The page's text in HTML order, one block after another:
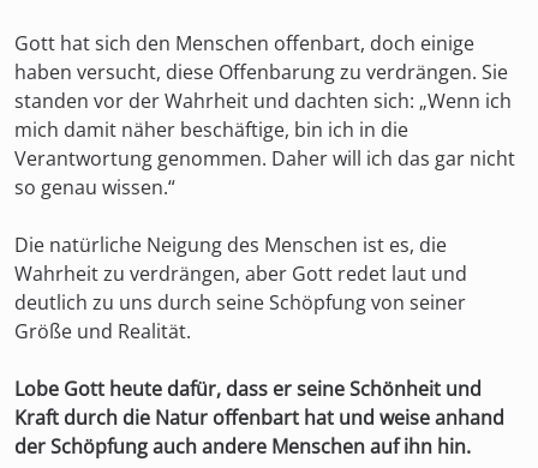
Gott hat sich den Menschen offenbart, doch einige
haben versucht, diese Offenbarung zu verdrängen. Sie
standen vor der Wahrheit und dachten sich: „Wenn ich
mich damit näher beschäftige, bin ich in die
Verantwortung genommen. Daher will ich das gar nicht
so genau wissen.“
Die natürliche Neigung des Menschen ist es, die
Wahrheit zu verdrängen, aber Gott redet laut und
deutlich zu uns durch seine Schöpfung von seiner
Größe und Realität.
Lobe Gott heute dafür, dass er seine Schönheit und
Kraft durch die Natur offenbart hat und weise anhand
der Schöpfung auch andere Menschen auf ihn hin.